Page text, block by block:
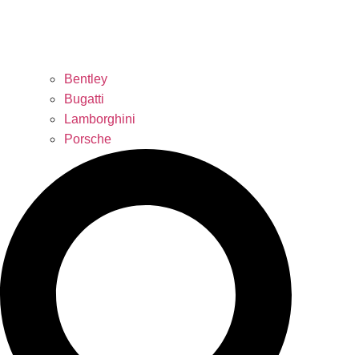
Bentley
Bugatti
Lamborghini
Porsche